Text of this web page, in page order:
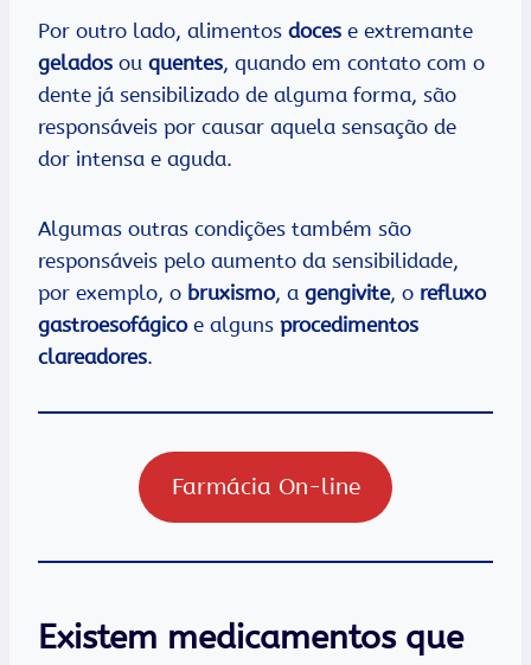
Por outro lado, alimentos doces e extremante
gelados ou quentes, quando em contato com o
dente já sensibilizado de alguma forma, são
responsáveis por causar aquela sensação de
dor intensa e aguda.
Algumas outras condições também são
responsáveis pelo aumento da sensibilidade,
por exemplo, o bruxismo, a gengivite, o refluxo
gastroesofágicoe alguns procedimentos
clareadores.
Farmácia On-line
Existem medicamentos que